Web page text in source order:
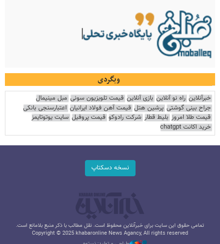
وبگردی
خبرآنلاین راه نو آنلاین بازی آنلاین قیمت تلویزیون سونی مبل مینیمال
جراح بینی گوشتی پرشین هتل قیمت آهن فولاد ایرانیان اعتبارسنجی بانکی
قیمت طلا امروز بلیط قطار شرکت رادوکو قیمت پروفیل سایت یوتوتایمز
خرید اکانت chatgpt
نسخه دسکتاپ
تمامی حقوق این سایت برای خبرآنلاین محفوظ است. نقل مطالب با ذکر منبع بلامانع است.
Copyright © 2025 khabaronline News Agancy, All rights reserved